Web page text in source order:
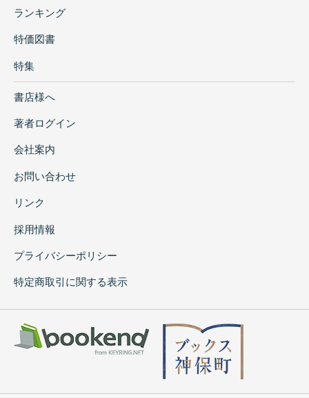
ランキング
特価図書
特集
書店様へ
著者ログイン
会社案内
お問い合わせ
リンク
採用情報
プライバシーポリシー
特定商取引に関する表示